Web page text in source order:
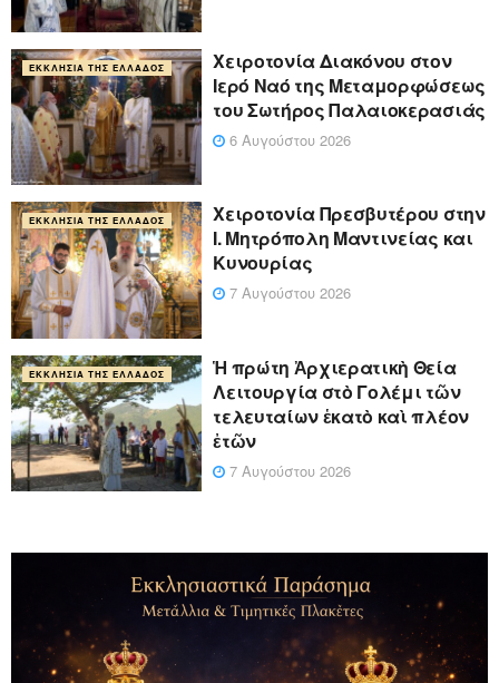
ΕΚΚΛΗΣΊΑ ΤΗΣ ΕΛΛΆΔΟΣ
Χειροτονία Διακόνου στον
Ιερό Ναό της Μεταμορφώσεως
του Σωτήρος Παλαιοκερασιάς
6 Αυγούστου 2026
ΕΚΚΛΗΣΊΑ ΤΗΣ ΕΛΛΆΔΟΣ
Xειροτονία Πρεσβυτέρου στην
Ι. Μητρόπολη Μαντινείας και
Κυνουρίας
7 Αυγούστου 2026
ΕΚΚΛΗΣΊΑ ΤΗΣ ΕΛΛΆΔΟΣ
Ἡ πρώτη Ἀρχιερατικὴ Θεία
Λειτουργία στὸ Γολέμι τῶν
τελευταίων ἑκατὸ καὶ πλέον
ἐτῶν
7 Αυγούστου 2026